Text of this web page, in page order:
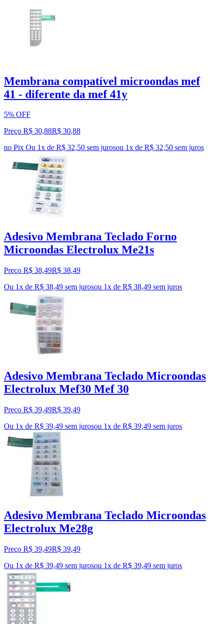
Membrana compatível microondas mef
41 - diferente da mef 41y
5% OFF
Preço R$ 30,88R$ 30,88
no Pix Ou 1x de R$ 32,50 sem jurosou 1x de R$ 32,50 sem juros
Adesivo Membrana Teclado Forno
Microondas Electrolux Me21s
Preço R$ 38,49R$ 38,49
Ou 1x de R$ 38,49 sem jurosou 1x de R$ 38,49 sem juros
Adesivo Membrana Teclado Microondas
Electrolux Mef30 Mef 30
Preço R$ 39,49R$ 39,49
Ou 1x de R$ 39,49 sem jurosou 1x de R$ 39,49 sem juros
Adesivo Membrana Teclado Microondas
Electrolux Me28g
Preço R$ 39,49R$ 39,49
Ou 1x de R$ 39,49 sem jurosou 1x de R$ 39,49 sem juros